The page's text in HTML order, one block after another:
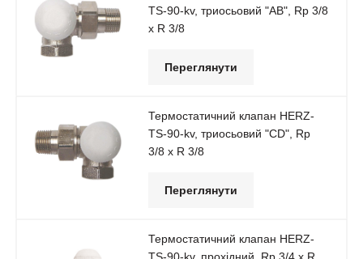
TS-90-kv, триосьовий "AB", Rp 3/8
x R 3/8
Переглянути
Термостатичний клапан HERZ-
TS-90-kv, триосьовий "CD", Rp
3/8 x R 3/8
Переглянути
Термостатичний клапан HERZ-